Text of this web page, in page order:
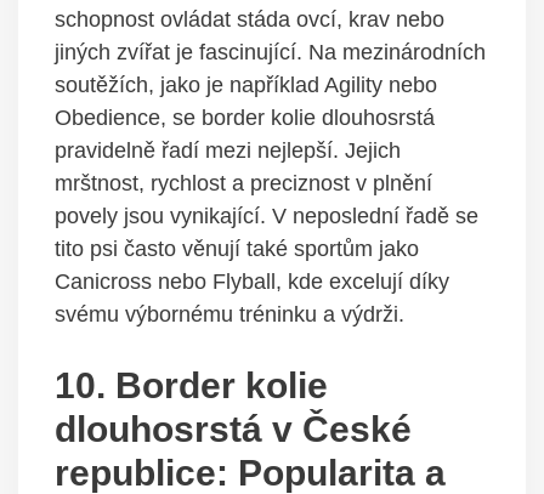
schopnost ovládat stáda ovcí, krav nebo
jiných zvířat je fascinující. Na mezinárodních
soutěžích, jako je například Agility nebo
Obedience, se border kolie dlouhosrstá
pravidelně řadí mezi nejlepší. Jejich
mrštnost, rychlost a preciznost v plnění
povely jsou vynikající. V neposlední řadě se
tito psi často věnují také sportům jako
Canicross nebo Flyball, kde excelují díky
svému výbornému tréninku a výdrži.
10. Border kolie
dlouhosrstá v České
republice: Popularita a